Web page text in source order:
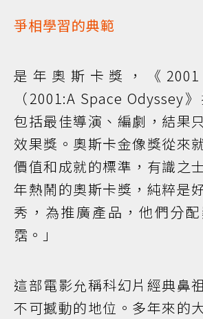
爭相學習的典範
是年奧斯卡獎，《2001
（2001:A Space Odyssey
包括最佳導演、編劇，結果
效果獎。奧斯卡金像獎從來
價值和成就的標準，有識之
年熱鬧的奧斯卡獎，純粹是
秀，為推廣產品，他們分
霑。」
這部電影允稱科幻片經典鼻
不可撼動的地位。多年來的